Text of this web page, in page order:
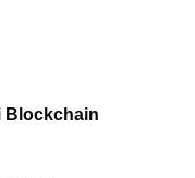
Blockchain